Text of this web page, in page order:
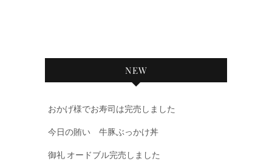
NEW
おかげ様でお寿司は完売しました
今日の賄い 牛豚ぶっかけ丼
御礼 オードブル完売しました